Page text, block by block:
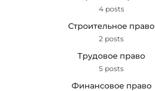
4 posts
Строительное право
2 posts
Трудовое право
5 posts
Финансовое право